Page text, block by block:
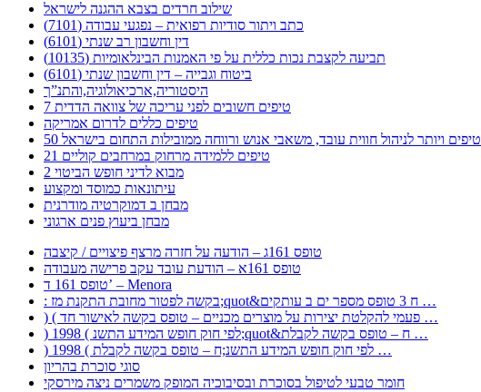
שילוב חרדים בצבא ההגנה לישראל
כתב ויתור סודיות רפואית – נפגעי עבודה (7101)
דין וחשבון רב שנתי (6101)
תביעה לקצבת נכות כללית על פי האמנות הבינלאומיות (10135)
ביטוח וגבייה – דין וחשבון שנתי (6101)
היסטוריה,ארכיאולוגיה,והתנ”ך
7 טיפים חשובים לפני עריכה של צוואה הדדית
טיפים כללים לדרום אמריקה
50 טיפים ויותר לניהול חווית עובד, משאבי אנוש ורווחה ממובילות התחום בישראל
21 טיפים ללמידה מרחוק במרחבים קוליים
מבוא לדיני חופש הביטוי 2
עיתונאות כמוסד ומקצוע
מבחן ב דמוקרטיה מודרנית
מבחן ביעוץ פנים ארגוני
טופס 161ג – הודעה על חזרה מרצף פיצויים / קיצבה
טופס 161א – הודעת עובד עקב פרישה מעבודה
טופס 161 ד’ – Menora
: בקשה לפטור מחובת התקנת מז;quot&ח 3 טופס מספר ים ב עותקים …
) ( פעמי להקלטת יצירות על מוצרים מכניים – טופס בקשה לאישור חד …
) 1998 ( לפי חוק חופש המידע התשנ;quot&ח – טופס בקשה לקבלת …
) 1998 ( לפי חוק חופש המידע התשנ;ח – טופס בקשה לקבלת …
סוגי סוכרת בהריון
חומר טבעי לטיפול בסוכרת ובסיבוכיה המופק משמרים ניצה מירסקי